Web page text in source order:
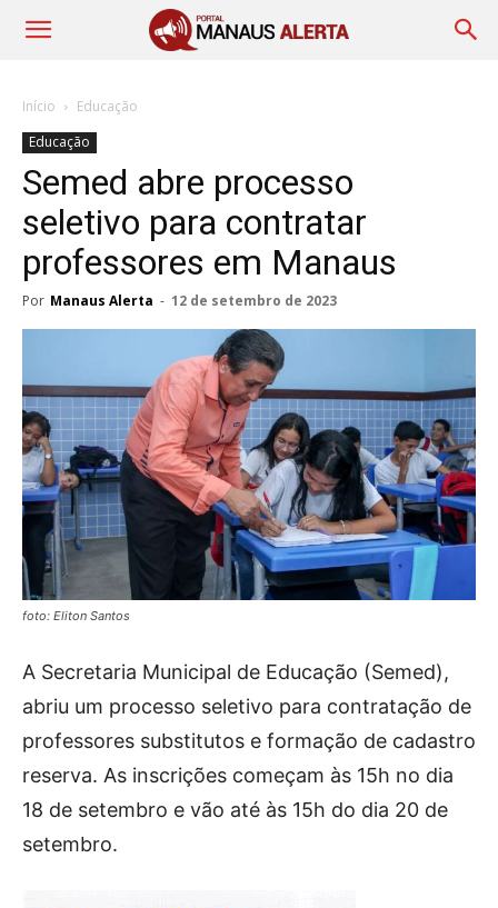
Início
Educação
Educação
Semed abre processo
seletivo para contratar
professores em Manaus
Por Manaus Alerta - 12 de setembro de 2023
foto: Eliton Santos
A Secretaria Municipal de Educação (Semed),
abriu um processo seletivo para contratação de
professores substitutos e formação de cadastro
reserva. As inscrições começam às 15h no dia
18 de setembro e vão até às 15h do dia 20 de
setembro.